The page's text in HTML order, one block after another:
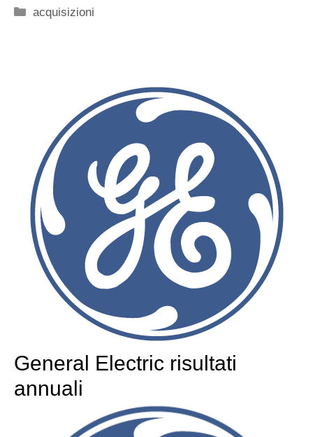
Categorie
acquisizioni
General Electric risultati
annuali